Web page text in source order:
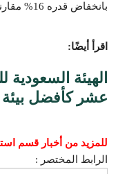
بانخفاض قدره 16% مقارنة بشهر يوليو للعام 2021.
اقرأ أيضًا:
الهيئة السعودية
عشر كأفضل
للمزيد من أخبار قسم
الرابط المختصر :